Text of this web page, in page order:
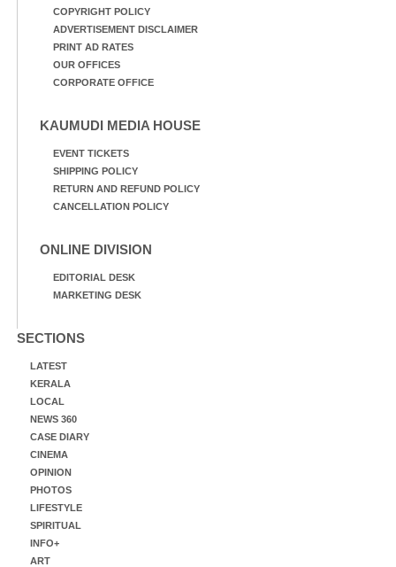
COPYRIGHT POLICY
ADVERTISEMENT DISCLAIMER
PRINT AD RATES
OUR OFFICES
CORPORATE OFFICE
KAUMUDI MEDIA HOUSE
EVENT TICKETS
SHIPPING POLICY
RETURN AND REFUND POLICY
CANCELLATION POLICY
ONLINE DIVISION
EDITORIAL DESK
MARKETING DESK
SECTIONS
LATEST
KERALA
LOCAL
NEWS 360
CASE DIARY
CINEMA
OPINION
PHOTOS
LIFESTYLE
SPIRITUAL
INFO+
ART